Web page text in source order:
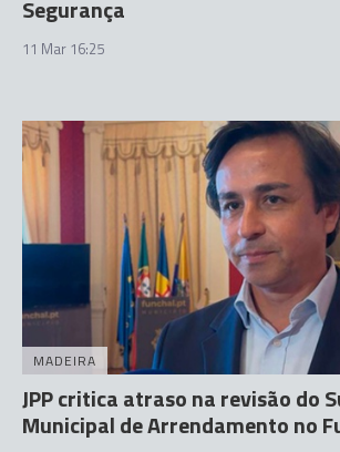
Segurança
11 Mar 16:25
MADEIRA
JPP critica atraso na revisão do
Municipal de Arrendamento no